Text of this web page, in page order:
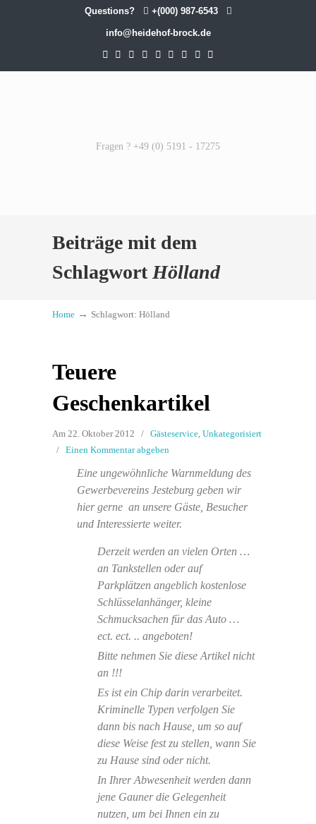
Questions? +(000) 987-6543
info@heidehof-brock.de
Fragen ? +49 (0) 5191 - 17275
Beiträge mit dem
Schlagwort Hölland
Home → Schlagwort: Hölland
Teuere
Geschenkartikel
Am 22. Oktober 2012 / Gästeservice, Unkategorisiert
/ Einen Kommentar abgeben
Eine ungewöhnliche Warnmeldung des
Gewerbevereins Jesteburg geben wir
hier gerne an unsere Gäste, Besucher
und Interessierte weiter.
Derzeit werden an vielen Orten …
an Tankstellen oder auf
Parkplätzen angeblich kostenlose
Schlüsselanhänger, kleine
Schmucksachen für das Auto …
ect. ect. .. angeboten!
Bitte nehmen Sie diese Artikel nicht
an !!!
Es ist ein Chip darin verarbeitet.
Kriminelle Typen verfolgen Sie
dann bis nach Hause, um so auf
diese Weise fest zu stellen, wann Sie
zu Hause sind oder nicht.
In Ihrer Abwesenheit werden dann
jene Gauner die Gelegenheit
nutzen, um bei Ihnen ein zu